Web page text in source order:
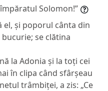
Solomon!”
el, și poporul cânta din
se clătina
la Adonia și la toți cei
în clipa când sfârșeau
trâmbiței, a zis: „Ce